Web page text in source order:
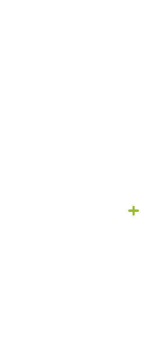
+